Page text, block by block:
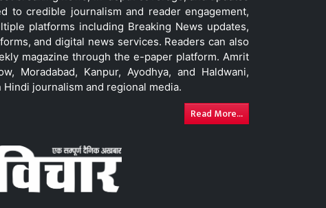
to credible journalism and reader engagement,
platforms including Breaking News updates,
and digital news services. Readers can also
magazine through the e-paper platform. Amrit
Moradabad, Kanpur, Ayodhya, and Haldwani,
journalism and regional media.
Read More...